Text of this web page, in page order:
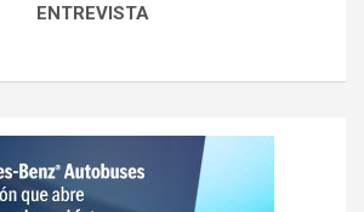
ENTREVISTA